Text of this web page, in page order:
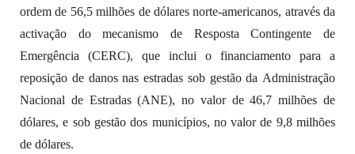
ordem de 56,5 milhões de dólares norte-americanos, através da
activação do mecanismo de Resposta Contingente de
Emergência (CERC), que inclui o financiamento para a
reposição de danos nas estradas sob gestão da Administração
Nacional de Estradas (ANE), no valor de 46,7 milhões de
dólares, e sob gestão dos municípios, no valor de 9,8 milhões
de dólares.